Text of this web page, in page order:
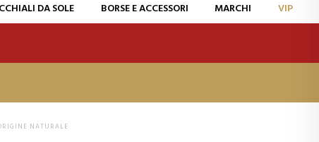
DA SOLE BORSE E ACCESSORI MARCHI VIP
NATURALE